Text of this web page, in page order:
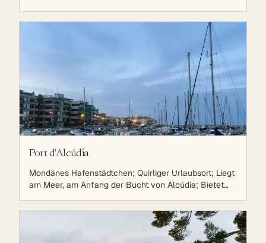
Port d'Alcúdia
Mondänes Hafenstädtchen; Quirliger Urlaubsort; Liegt
am Meer, am Anfang der Bucht von Alcúdia; Bietet
Beliebter Badeort der Insel